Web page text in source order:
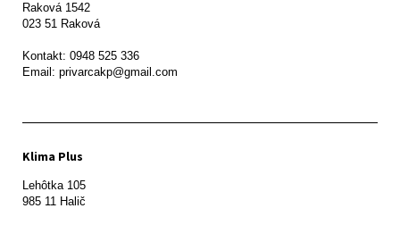
Raková 1542
023 51 Raková
Kontakt: 0948 525 336
Email: privarcakp@gmail.com
Klima Plus
Lehôtka 105
985 11 Halič